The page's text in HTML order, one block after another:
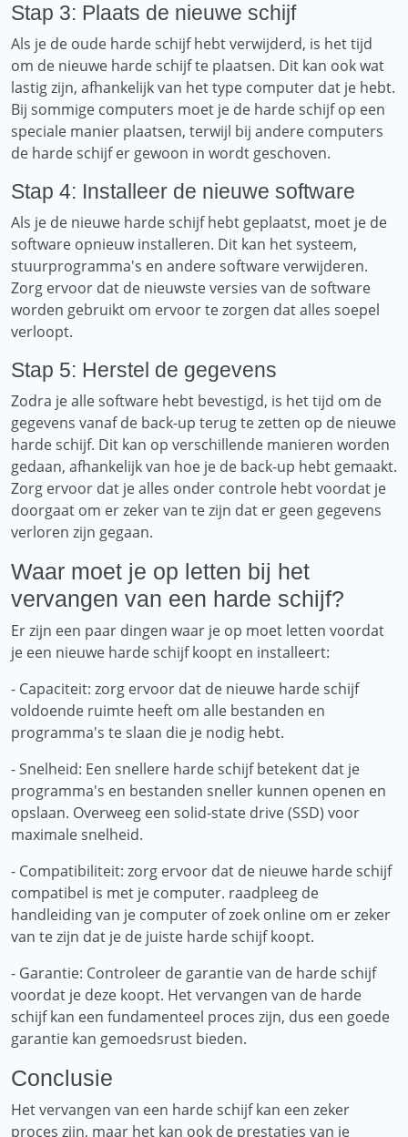
Stap 3: Plaats de nieuwe schijf
Als je de oude harde schijf hebt verwijderd, is het tijd
om de nieuwe harde schijf te plaatsen. Dit kan ook wat
lastig zijn, afhankelijk van het type computer dat je hebt.
Bij sommige computers moet je de harde schijf op een
speciale manier plaatsen, terwijl bij andere computers
de harde schijf er gewoon in wordt geschoven.
Stap 4: Installeer de nieuwe software
Als je de nieuwe harde schijf hebt geplaatst, moet je de
software opnieuw installeren. Dit kan het systeem,
stuurprogramma's en andere software verwijderen.
Zorg ervoor dat de nieuwste versies van de software
worden gebruikt om ervoor te zorgen dat alles soepel
verloopt.
Stap 5: Herstel de gegevens
Zodra je alle software hebt bevestigd, is het tijd om de
gegevens vanaf de back-up terug te zetten op de nieuwe
harde schijf. Dit kan op verschillende manieren worden
gedaan, afhankelijk van hoe je de back-up hebt gemaakt.
Zorg ervoor dat je alles onder controle hebt voordat je
doorgaat om er zeker van te zijn dat er geen gegevens
verloren zijn gegaan.
Waar moet je op letten bij het
vervangen van een harde schijf?
Er zijn een paar dingen waar je op moet letten voordat
je een nieuwe harde schijf koopt en installeert:
- Capaciteit: zorg ervoor dat de nieuwe harde schijf
voldoende ruimte heeft om alle bestanden en
programma's te slaan die je nodig hebt.
- Snelheid: Een snellere harde schijf betekent dat je
programma's en bestanden sneller kunnen openen en
opslaan. Overweeg een solid-state drive (SSD) voor
maximale snelheid.
- Compatibiliteit: zorg ervoor dat de nieuwe harde schijf
compatibel is met je computer. raadpleeg de
handleiding van je computer of zoek online om er zeker
van te zijn dat je de juiste harde schijf koopt.
- Garantie: Controleer de garantie van de harde schijf
voordat je deze koopt. Het vervangen van de harde
schijf kan een fundamenteel proces zijn, dus een goede
garantie kan gemoedsrust bieden.
Conclusie
Het vervangen van een harde schijf kan een zeker
proces zijn, maar het kan ook de prestaties van je